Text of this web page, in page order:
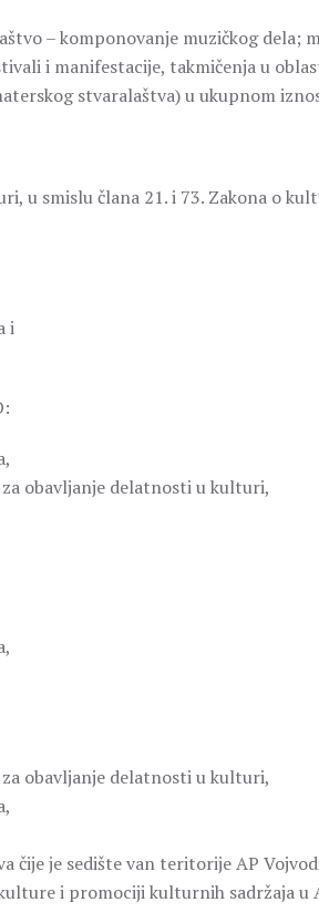
– komponovanje muzičkog dela;
i manifestacije, takmičenja u
stvaralaštva) u ukupnom
u smislu člana 21. i 73. Zakona o
i
obavljanje delatnosti u kulturi,
obavljanje delatnosti u kulturi,
čije je sedište van teritorije AP
i promociji kulturnih sadržaja u